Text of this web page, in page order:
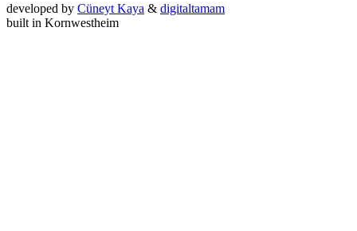
developed by Cüneyt Kaya & digitaltamam
built in Kornwestheim